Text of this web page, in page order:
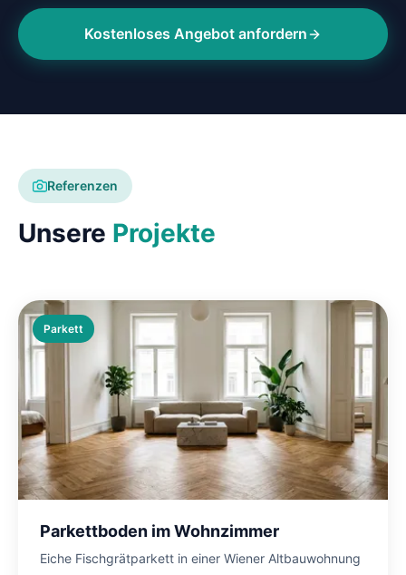
Kostenloses Angebot anfordern
Referenzen
Unsere Projekte
Parkett
Parkettboden im Wohnzimmer
Eiche Fischgrätparkett in einer Wiener Altbauwohnung